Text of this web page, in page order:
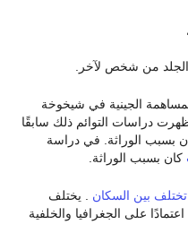
من شخص لآخر.
الجينية في شيخوخة
دراسات التوائم ذلك سابقًا
بسبب الوراثة. في دراسة
كان بسبب الوراثة.
تختلف بين السكان . يختلف
على الجغرافيا والخلفية